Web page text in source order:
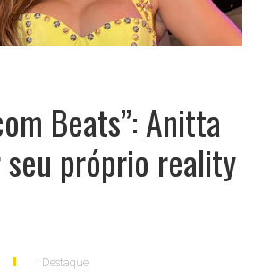
Beats”: Anitta
próprio reality
Destaque